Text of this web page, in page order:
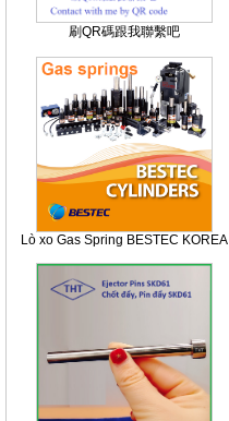
刷QR碼跟我聯繫吧
Lò xo Gas Spring BESTEC KOREA